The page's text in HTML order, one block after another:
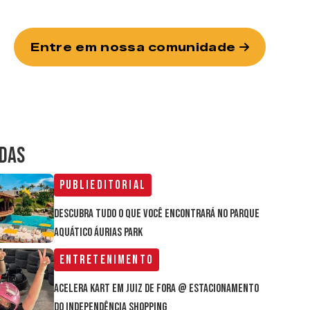
Entre em nossa comunidade
Publieditorial
Descubra tudo o que você encontrará no parque
aquático Áurias Park
Entretenimento
Acelera Kart em Juiz de Fora @ estacionamento
do Independência Shopping